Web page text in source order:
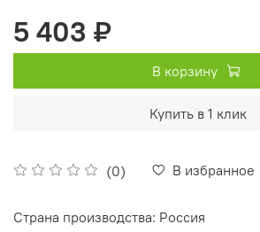
(0) В избранное
5 403 ₽
В корзину
Купить в 1 клик
Страна производства: Россия